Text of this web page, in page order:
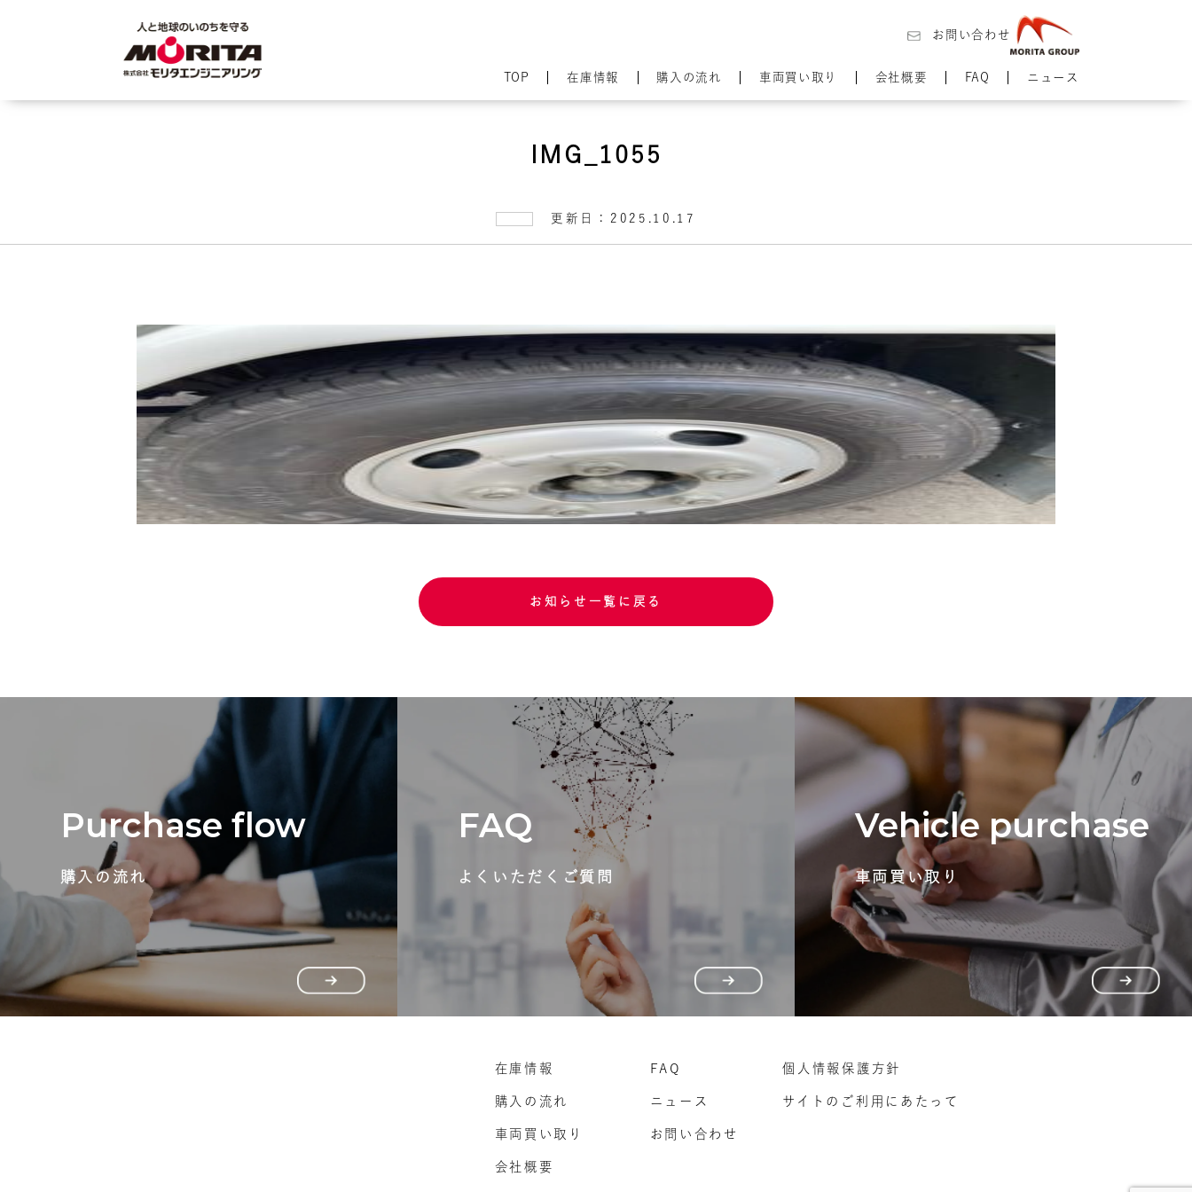
お問い合わせ
TOP 在庫情報 購入の流れ 車両買い取り 会社概要 FAQ ニュース
IMG_1055
更新日：2025.10.17
お知らせ一覧に戻る
Purchase flow
購入の流れ
FAQ
よくいただくご質問
Vehicle purchase
車両買い取り
在庫情報
購入の流れ
車両買い取り
会社概要
FAQ
ニュース
お問い合わせ
個人情報保護方針
サイトのご利用にあたって